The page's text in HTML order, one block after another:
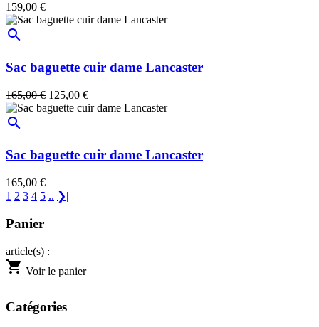
159,00 €
search
Sac baguette cuir dame Lancaster
165,00 € 125,00 €
search
Sac baguette cuir dame Lancaster
165,00 €
1 2 3 4 5 .. ❯|
Panier
article(s) :
shopping_cart Voir le panier
Catégories